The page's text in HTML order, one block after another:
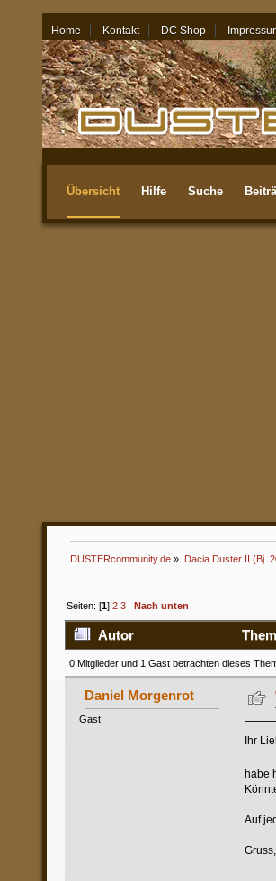
Home Kontakt DC Shop
07.08.26 - 09:52
Übersicht Hilfe Suche
DUSTERcommunity.de » Dacia Duster II (Bj.
Seiten: [1]2 3 Nach unten
Autor
0 Mitglieder und 1 Gast betrachten dieses
Daniel Morgenrot
Gast
Ihr
habe
Auf